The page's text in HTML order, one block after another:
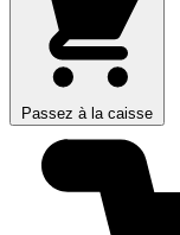
Passez à la caisse